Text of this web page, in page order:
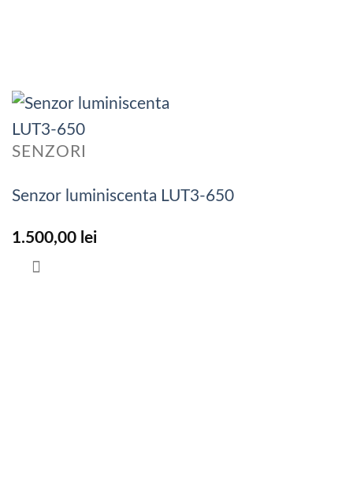
SENZORI
Senzor luminiscenta LUT3-650
1.500,00 lei